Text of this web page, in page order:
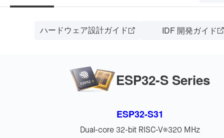
ハードウェア設計ガイド IDF 開発ガイド
ESP32-S Series
ESP32-S31
Dual-core 32-bit RISC-V®320 MHz